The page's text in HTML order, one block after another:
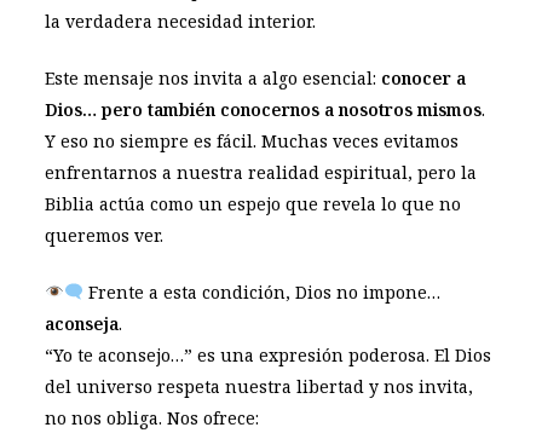
la verdadera necesidad interior.
Este mensaje nos invita a algo esencial: conocer a
Dios… pero también conocernos a nosotros mismos.
Y eso no siempre es fácil. Muchas veces evitamos
enfrentarnos a nuestra realidad espiritual, pero la
Biblia actúa como un espejo que revela lo que no
queremos ver.
Frente a esta condición, Dios no impone…
aconseja.
“Yo te aconsejo…” es una expresión poderosa. El Dios
del universo respeta nuestra libertad y nos invita,
no nos obliga. Nos ofrece: